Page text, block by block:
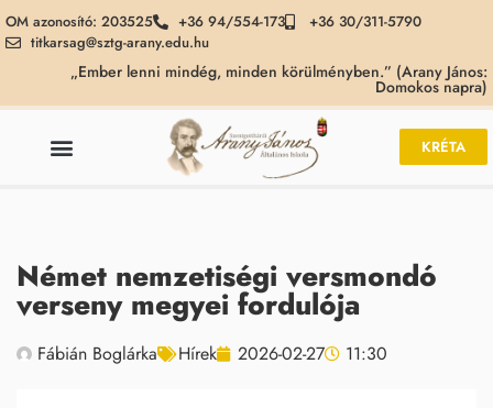
OM azonosító: 203525 +36 94/554-173
+36 30/311-5790
titkarsag@sztg-arany.edu.hu
„Ember lenni mindég, minden körülményben.” (Arany János:
Domokos napra)
KRÉTA
Német nemzetiségi versmondó
verseny megyei fordulója
Fábián Boglárka Hírek 2026-02-27 11:30